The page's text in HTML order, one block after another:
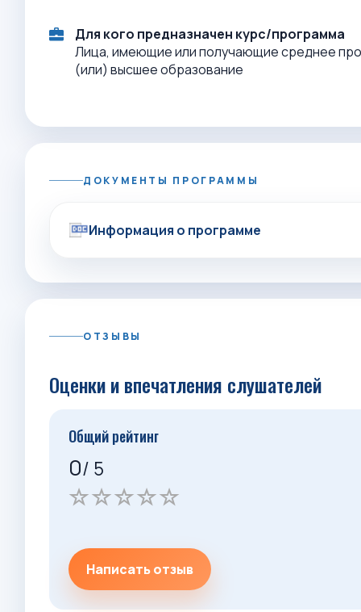
Для кого предназначен курс/программа
Лица, имеющие или получающие среднее
(или) высшее образование
ДОКУМЕНТЫ ПРОГРАММЫ
Информация о программе
ОТЗЫВЫ
Оценки и впечатления слушателей
Общий рейтинг
0/ 5
Написать отзыв